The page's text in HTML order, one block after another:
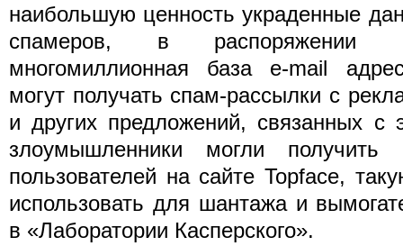
наибольшую ценность украденные
спамеров, в распоряжении
многомиллионная база e-mail
могут получать спам-рассылки с
и других предложений, связанных с
злоумышленники могли получить
пользователей на сайте Topface,
использовать для шантажа и
в «Лаборатории Касперского».